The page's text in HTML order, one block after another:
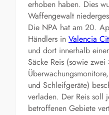
erhoben haben. Dies
Waffengewalt
Die NPA hat am 20.
Händlers in Valencia
und dort innerhalb
Säcke Reis (sowie zwei
und Schleifgeräte)
verladen. Der Reis soll
betroffenen Gebiete